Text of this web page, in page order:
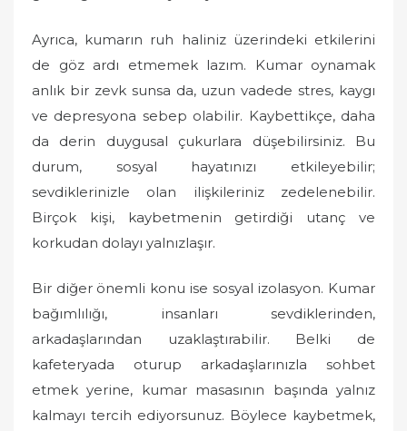
Ayrıca, kumarın ruh haliniz üzerindeki etkilerini
de göz ardı etmemek lazım. Kumar oynamak
anlık bir zevk sunsa da, uzun vadede stres, kaygı
ve depresyona sebep olabilir. Kaybettikçe, daha
da derin duygusal çukurlara düşebilirsiniz. Bu
durum, sosyal hayatınızı etkileyebilir;
sevdiklerinizle olan ilişkileriniz zedelenebilir.
Birçok kişi, kaybetmenin getirdiği utanç ve
korkudan dolayı yalnızlaşır.
Bir diğer önemli konu ise sosyal izolasyon. Kumar
bağımlılığı, insanları sevdiklerinden,
arkadaşlarından uzaklaştırabilir. Belki de
kafeteryada oturup arkadaşlarınızla sohbet
etmek yerine, kumar masasının başında yalnız
kalmayı tercih ediyorsunuz. Böylece kaybetmek,